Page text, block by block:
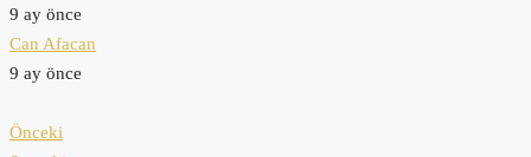
9 ay önce
Can Afacan
9 ay önce
Önceki